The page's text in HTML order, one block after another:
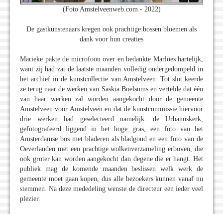
(Foto Amstelveenweb.com - 2022)
De gastkunstenaars kregen ook prachtige bossen bloemen als
dank voor hun creaties
Marieke pakte de microfoon over en bedankte Marloes hartelijk,
want zij had zat de laatste maanden volledig ondergedompeld in
het archief in de kunstcollectie van Amstelveen. Tot slot keerde
ze terug naar de werken van Saskia Boelsums en vertelde dat één
van haar werken zal worden aangekocht door de gemeente
Amstelveen voor Amstelveen en dat de kunstcommissie hiervoor
drie werken had geselecteerd namelijk: de Urbanuskerk,
gefotografeerd liggend in het hoge gras, een foto van het
Amsterdamse bos met bladeren als bladgoud en een foto van de
Oeverlanden met een prachtige wolkenverzameling erboven, die
ook groter kan worden aangekocht dan degene die er hangt. Het
publiek mag de komende maanden beslissen welk werk de
gemeente moet gaan kopen, dus alle bezoekers kunnen vanaf nu
stemmen. Na deze mededeling wenste de directeur een ieder veel
plezier.